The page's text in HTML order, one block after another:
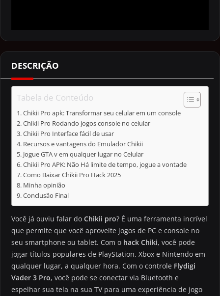
DESCRIÇÃO
Tabela de Conteúdo
Chikii Pro apk: Transformar seu celular em um console
Chikii Pro Rodando jogos console no celular
Chikii Pro Interface fácil de usar
Recursos e vantagens do Emulador Chikii
Jogue GTA v em qualquer lugar no Celular
Chikii Pro APK: Não Há limite de tempo, jogue a vontade
Como Baixar Chikii Pro Hack 2025
Minha opinião
Conclusão Final
Você já ouviu falar do Chikii pro? É uma ferramenta incrível
que permite que você aproveite jogos de PC e console no
seu smartphone ou tablet. Com o hack Chiki, você pode
jogar títulos populares de PlayStation, Xbox e Nintendo em
qualquer lugar, a qualquer hora. Com o controle Flydigi
Vader 3 Pro, você pode se conectar via Bluetooth e
espelhar sua tela na sua TV para uma experiência de jogo